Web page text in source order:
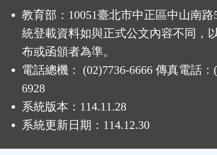
教育部：10051臺北市中正區中山南
統登載資料如與正式公文內容不同，
布或函頒者為準。
電話總機： (02)7736-6666 傳真電話：
6928
系統版本： 114.11.28
系統更新日期： 114.12.30